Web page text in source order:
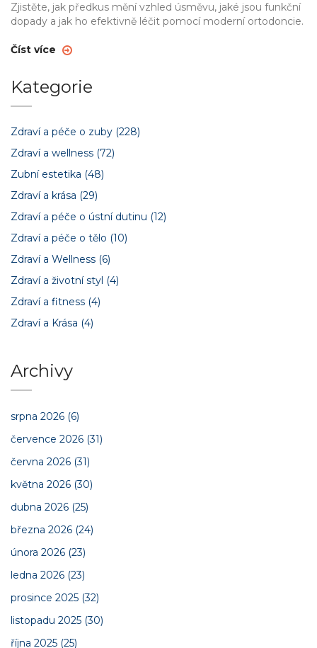
Zjistěte, jak předkus mění vzhled úsměvu, jaké jsou funkční
dopady a jak ho efektivně léčit pomocí moderní ortodoncie.
Číst více
Kategorie
Zdraví a péče o zuby (228)
Zdraví a wellness (72)
Zubní estetika (48)
Zdraví a krása (29)
Zdraví a péče o ústní dutinu (12)
Zdraví a péče o tělo (10)
Zdraví a Wellness (6)
Zdraví a životní styl (4)
Zdraví a fitness (4)
Zdraví a Krása (4)
Archivy
srpna 2026 (6)
července 2026 (31)
června 2026 (31)
května 2026 (30)
dubna 2026 (25)
března 2026 (24)
února 2026 (23)
ledna 2026 (23)
prosince 2025 (32)
listopadu 2025 (30)
října 2025 (25)